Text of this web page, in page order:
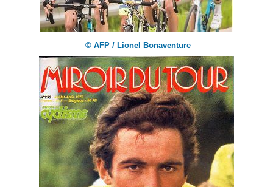
© AFP / Lionel Bonaventure